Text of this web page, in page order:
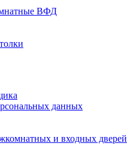
ВФД
данных
и входных дверей